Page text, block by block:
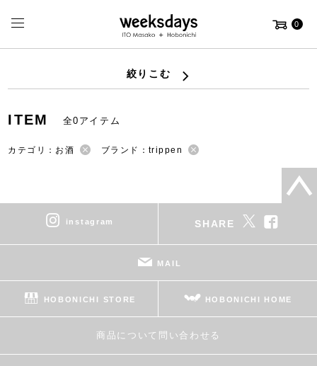
0
絞りこむ
ITEM 全0アイテム
カテゴリ：お酒 ブランド：trippen
instagram SHARE
MAIL
HOBONICHI STORE HOBONICHI HOME
商品について問い合わせる